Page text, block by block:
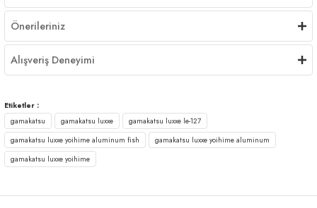
Önerileriniz
Alışveriş Deneyimi
Etiketler :
gamakatsu
gamakatsu luxxe
gamakatsu luxxe le-127
gamakatsu luxxe yoihime aluminum fish
gamakatsu luxxe yoihime aluminum
gamakatsu luxxe yoihime